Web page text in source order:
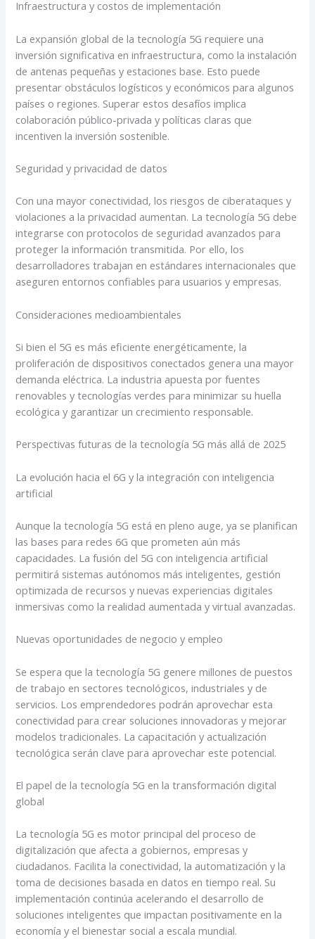
Infraestructura y costos de implementación
La expansión global de la tecnología 5G requiere una
inversión significativa en infraestructura, como la instalación
de antenas pequeñas y estaciones base. Esto puede
presentar obstáculos logísticos y económicos para algunos
países o regiones. Superar estos desafíos implica
colaboración público-privada y políticas claras que
incentiven la inversión sostenible.
Seguridad y privacidad de datos
Con una mayor conectividad, los riesgos de ciberataques y
violaciones a la privacidad aumentan. La tecnología 5G debe
integrarse con protocolos de seguridad avanzados para
proteger la información transmitida. Por ello, los
desarrolladores trabajan en estándares internacionales que
aseguren entornos confiables para usuarios y empresas.
Consideraciones medioambientales
Si bien el 5G es más eficiente energéticamente, la
proliferación de dispositivos conectados genera una mayor
demanda eléctrica. La industria apuesta por fuentes
renovables y tecnologías verdes para minimizar su huella
ecológica y garantizar un crecimiento responsable.
Perspectivas futuras de la tecnología 5G más allá de 2025
La evolución hacia el 6G y la integración con inteligencia
artificial
Aunque la tecnología 5G está en pleno auge, ya se planifican
las bases para redes 6G que prometen aún más
capacidades. La fusión del 5G con inteligencia artificial
permitirá sistemas autónomos más inteligentes, gestión
optimizada de recursos y nuevas experiencias digitales
inmersivas como la realidad aumentada y virtual avanzadas.
Nuevas oportunidades de negocio y empleo
Se espera que la tecnología 5G genere millones de puestos
de trabajo en sectores tecnológicos, industriales y de
servicios. Los emprendedores podrán aprovechar esta
conectividad para crear soluciones innovadoras y mejorar
modelos tradicionales. La capacitación y actualización
tecnológica serán clave para aprovechar este potencial.
El papel de la tecnología 5G en la transformación digital
global
La tecnología 5G es motor principal del proceso de
digitalización que afecta a gobiernos, empresas y
ciudadanos. Facilita la conectividad, la automatización y la
toma de decisiones basada en datos en tiempo real. Su
implementación continúa acelerando el desarrollo de
soluciones inteligentes que impactan positivamente en la
economía y el bienestar social a escala mundial.